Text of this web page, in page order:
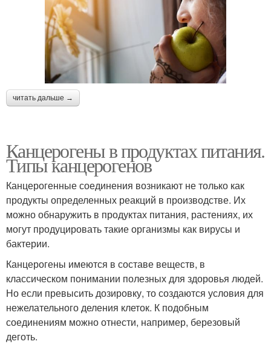
читать дальше →
Канцерогены в продуктах питания.
Типы канцерогенов
Канцерогенные соединения возникают не только как
продукты определенных реакций в производстве. Их
можно обнаружить в продуктах питания, растениях, их
могут продуцировать такие организмы как вирусы и
бактерии.
Канцерогены имеются в составе веществ, в
классическом понимании полезных для здоровья людей.
Но если превысить дозировку, то создаются условия для
нежелательного деления клеток. К подобным
соединениям можно отнести, например, березовый
деготь.